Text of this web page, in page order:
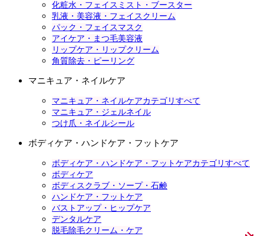
化粧水・フェイスミスト・ブースター
乳液・美容液・フェイスクリーム
パック・フェイスマスク
アイケア・まつ毛美容液
リップケア・リップクリーム
角質除去・ピーリング
マニキュア・ネイルケア
マニキュア・ネイルケアカテゴリすべて
マニキュア・ジェルネイル
つけ爪・ネイルシール
ボディケア・ハンドケア・フットケア
ボディケア・ハンドケア・フットケアカテゴリすべて
ボディケア
ボディスクラブ・ソープ・石鹸
ハンドケア・フットケア
バストアップ・ヒップケア
デンタルケア
脱毛除毛クリーム・ケア